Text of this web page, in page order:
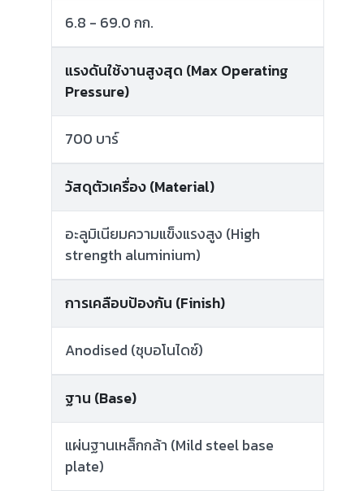
6.8 - 69.0 กก.
แรงดันใช้งานสูงสุด (Max Operating
Pressure)
700 บาร์
วัสดุตัวเครื่อง (Material)
อะลูมิเนียมความแข็งแรงสูง (High
strength aluminium)
การเคลือบป้องกัน (Finish)
Anodised (ชุบอโนไดซ์)
ฐาน (Base)
แผ่นฐานเหล็กกล้า (Mild steel base
plate)